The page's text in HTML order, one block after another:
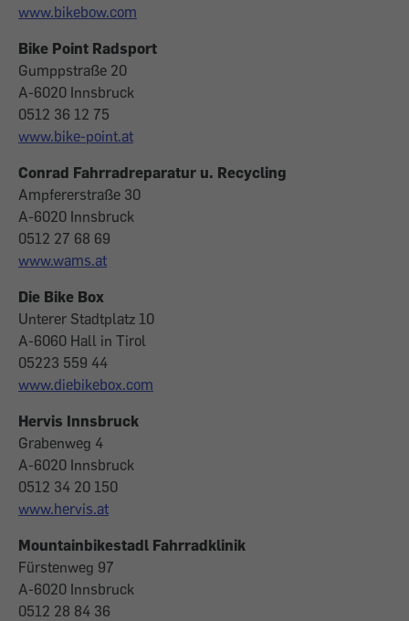
www.bikebow.com
Bike Point Radsport
Gumppstraße 20
A-6020 Innsbruck
0512 36 12 75
www.bike-point.at
Conrad Fahrradreparatur u. Recycling
Ampfererstraße 30
A-6020 Innsbruck
0512 27 68 69
www.wams.at
Die Bike Box
Unterer Stadtplatz 10
A-6060 Hall in Tirol
05223 559 44
www.diebikebox.com
Hervis Innsbruck
Grabenweg 4
A-6020 Innsbruck
0512 34 20 150
www.hervis.at
Mountainbikestadl Fahrradklinik
Fürstenweg 97
A-6020 Innsbruck
0512 28 84 36